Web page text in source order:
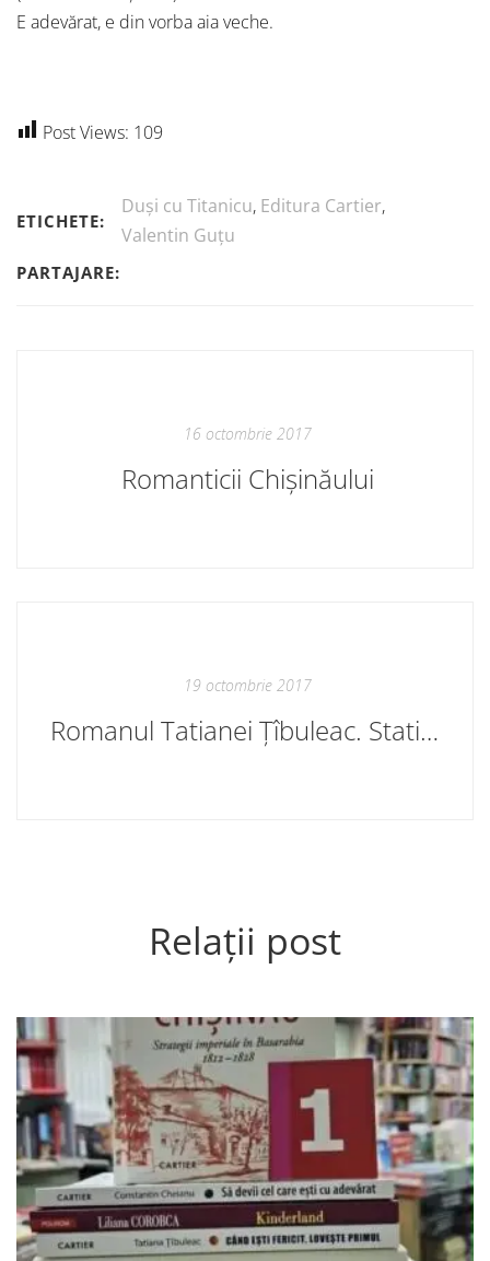
E adevărat, e din vorba aia veche.
Post Views: 109
ETICHETE:
Duși cu Titanicu, Editura Cartier,
Valentin Guțu
PARTAJARE:
16 octombrie 2017
Romanticii Chișinăului
19 octombrie 2017
Romanul Tatianei Țîbuleac. Statistică
Relații post